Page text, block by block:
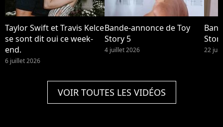
Taylor Swift et Travis Kelce
se sont dit oui ce week-
end.
6 juillet 2026
Bande-annonce de Toy
Story 5
4 juillet 2026 22
VOIR TOUTES LES VIDÉOS